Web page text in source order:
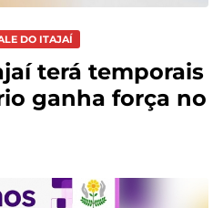
DO ITAJAÍ
terá temporais
ganha força no